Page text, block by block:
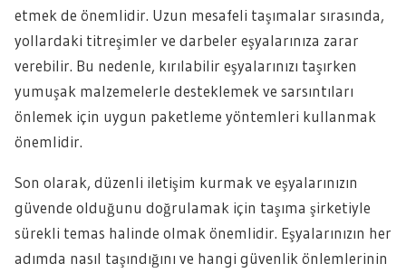
etmek de önemlidir. Uzun mesafeli taşımalar sırasında,
yollardaki titreşimler ve darbeler eşyalarınıza zarar
verebilir. Bu nedenle, kırılabilir eşyalarınızı taşırken
yumuşak malzemelerle desteklemek ve sarsıntıları
önlemek için uygun paketleme yöntemleri kullanmak
önemlidir.
Son olarak, düzenli iletişim kurmak ve eşyalarınızın
güvende olduğunu doğrulamak için taşıma şirketiyle
sürekli temas halinde olmak önemlidir. Eşyalarınızın her
adımda nasıl taşındığını ve hangi güvenlik önlemlerinin